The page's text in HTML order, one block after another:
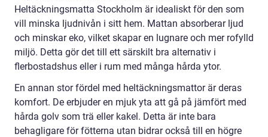
Heltäckningsmatta Stockholm är idealiskt för den som
vill minska ljudnivån i sitt hem. Mattan absorberar ljud
och minskar eko, vilket skapar en lugnare och mer rofylld
miljö. Detta gör det till ett särskilt bra alternativ i
flerbostadshus eller i rum med många hårda ytor.
En annan stor fördel med heltäckningsmattor är deras
komfort. De erbjuder en mjuk yta att gå på jämfört med
hårda golv som trä eller kakel. Detta är inte bara
behagligare för fötterna utan bidrar också till en högre